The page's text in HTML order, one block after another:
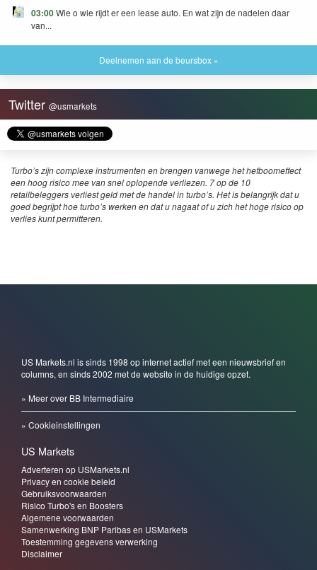
03:00Wie o wie rijdt er een lease auto. En wat zijn de nadelen daar
van...
Deelnemen aan de beursbox »
Twitter @usmarkets
Turbo’s zijn complexe instrumenten en brengen vanwege het hefboomeffect
een hoog risico mee van snel oplopende verliezen. 7 op de 10
retailbeleggers verliest geld met de handel in turbo’s. Het is belangrijk dat u
goed begrijpt hoe turbo’s werken en dat u nagaat of u zich het hoge risico op
verlies kunt permitteren.
US Markets.nl is sinds 1998 op internet actief met een nieuwsbrief en
columns, en sinds 2002 met de website in de huidige opzet.
» Meer over BB Intermediaire
» Cookieinstellingen
US Markets
Adverteren op USMarkets.nl
Privacy en cookie beleid
Gebruiksvoorwaarden
Risico Turbo's en Boosters
Algemene voorwaarden
Samenwerking BNP Paribas en USMarkets
Toestemming gegevens verwerking
Disclaimer